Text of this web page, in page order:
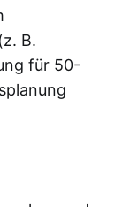
B.
für 50-